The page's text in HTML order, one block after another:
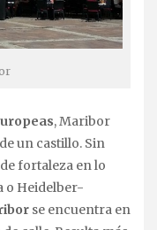
, Maribor
un castillo. Sin
fortaleza en lo
o Heidelber-
se encuentra en